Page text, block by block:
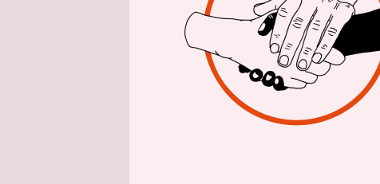
Frust und die
Denn obwohl
weiter auf
laufenden
mitspielen.
Ausweis der
und